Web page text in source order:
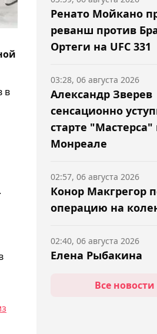
в
Ренато Мойкано
реванш против
Ортеги на UFC 331
Александр Зверев
сенсационно
старте "Мастерса"
Монреале
03:28, 06 августа 2026
Конор Макгрегор
операцию на
02:57, 06 августа 2026
Елена Рыбакина
победу над
02:40, 06 августа 2026
Все новости